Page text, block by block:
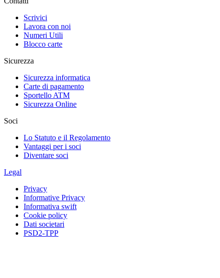
Scrivici
Lavora con noi
Numeri Utili
Blocco carte
Sicurezza
Sicurezza informatica
Carte di pagamento
Sportello ATM
Sicurezza Online
Soci
Lo Statuto e il Regolamento
Vantaggi per i soci
Diventare soci
Legal
Privacy
Informative Privacy
Informativa swift
Cookie policy
Dati societari
PSD2-TPP